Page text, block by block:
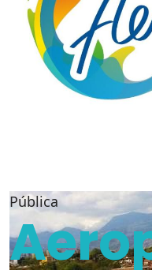
Pública